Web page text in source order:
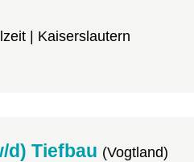
| Kaiserslautern
d) Tiefbau (Vogtland)